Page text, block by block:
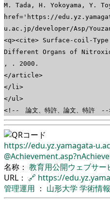
M. Tada, H. Yokoyama, Y.
href='https://
u.ac.jp/developer/Asp/
<q><cite> Surface-coil-Type
Different Organs of
, . 2000.
</article>
</li>
</ul>
<!-- 論文、特許、論文、特許 --
https://edu.yz.yamagata-
名称： 教育用公開ウェブサー
URL： 🔗 https://
管理運用 ： 山形大学 学術情